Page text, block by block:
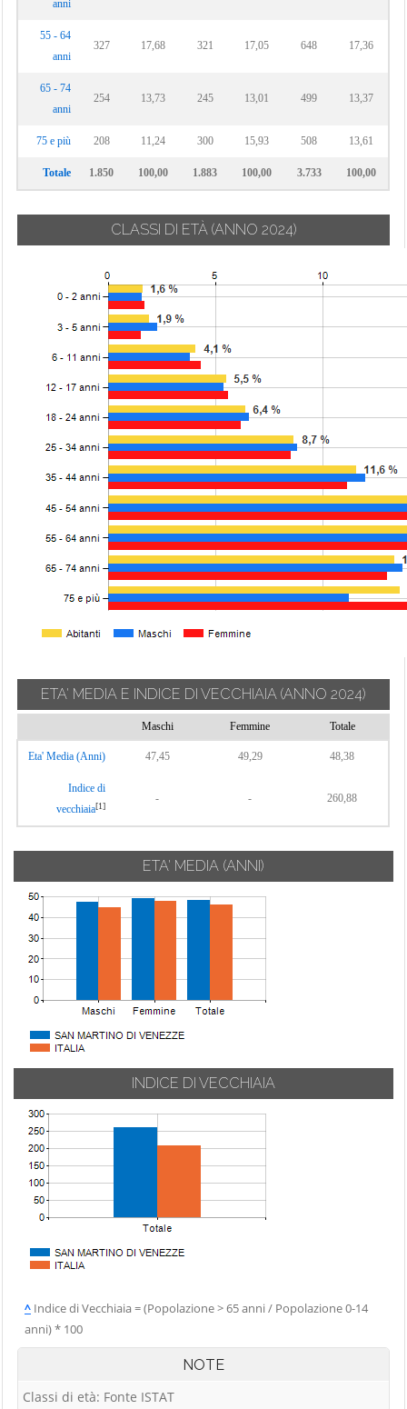
anni
55 - 64
anni
327 17,68 321 17,05 648 17,36
65 - 74
anni
254 13,73 245 13,01 499 13,37
75 e più 208 11,24 300 15,93 508 13,61
Totale 1.850 100,00 1.883 100,00 3.733 100,00
CLASSI DI ETÀ (ANNO 2024)
ETA' MEDIA E INDICE DI VECCHIAIA (ANNO 2024)
Maschi Femmine Totale
Eta' Media (Anni) 47,45 49,29 48,38
Indice di
vecchiaia[1]
- - 260,88
ETA' MEDIA (ANNI)
INDICE DI VECCHIAIA
^ Indice di Vecchiaia = (Popolazione > 65 anni / Popolazione 0-14
anni) * 100
NOTE
Classi di età: Fonte ISTAT